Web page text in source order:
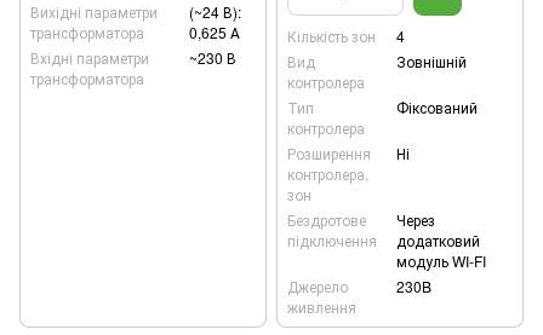
Вихідні параметри
трансформатора
(~24 В):
0,625 А
Вхідні параметри
трансформатора
~230 В
Кількість зон
4
Вид
контролера
Зовнішній
Тип
контролера
Фіксований
Розширення
контролера,
зон
Ні
Бездротове
підключення
Через
додатковий
модуль WI-FI
Джерело
живлення
230B